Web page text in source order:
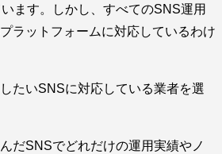
ます。しかし、すべてのSNS運用
ラットフォームに対応しているわけ
たいSNSに対応している業者を選
だSNSでどれだけの運用実績やノ